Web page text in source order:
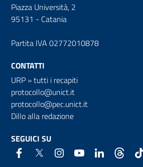
Piazza Università, 2
95131 - Catania
Partita IVA 02772010878
CONTATTI
URP »tutti i recapiti
protocollo@unict.it
protocollo@pec.unict.it
Dillo alla redazione
SEGUICI SU